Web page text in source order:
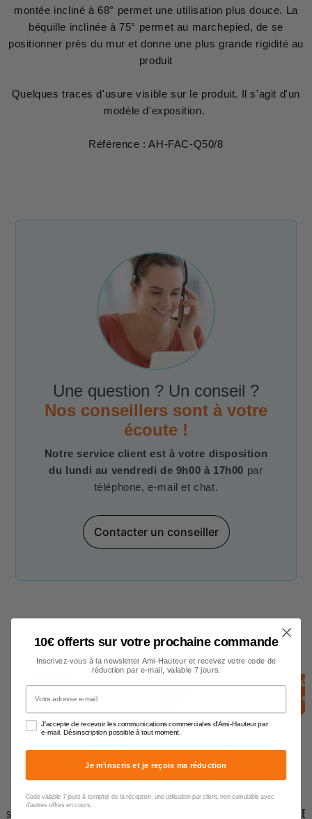
montée incliné à 68° permet une utilisation plus douce. La
béquille inclinée à 75° permet au marchepied, de se
positionner près du mur et donne une plus grande rigidité au
produit
Quelques traces d'usure visible sur le produit. Il s'agit d'un
modèle d'exposition.
Référence : AH-FAC-Q50/8
Une question ? Un conseil ?
Nos conseillers sont à votre
écoute !
Notre service client est à votre disposition
du lundi au vendredi de 9h00 à 17h00 par
téléphone, e-mail et chat.
Contacter un conseiller
Escabeau
K K E
N
S
T
O
C
10€ offerts sur votre prochaine commande
Inscrivez-vous à la newsletter Ami-Hauteur et recevez votre code de
réduction par e-mail, valable 7 jours.
Votre adresse e-mail
J'accepte de recevoir les communications commerciales d'Ami-Hauteur par
e-mail. Désinscription possible à tout moment.
Je m'inscris et je reçois ma réduction
Code valable 7 jours à compter de la réception, une utilisation par client, non cumulable avec
d'autres offres en cours.